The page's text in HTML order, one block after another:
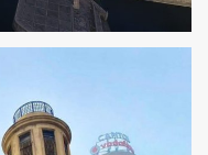
PARA IBERDROLA